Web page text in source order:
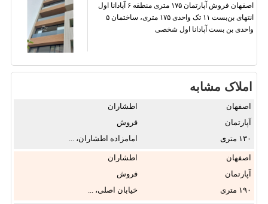
اصفهان فروش آپارتمان ۱۷۵ متری منطقه ۶ آپادانا اول
انتهای بن‌بست ۱۱ تک واحدی ۱۷۵ متری، ساختمان ۵
واحدی بن بست آپادانا اول شخصی
املاک مشابه
اصفهان
اطشاران
آپارتمان
فروش
۱۳۰
امامزاده اطشاران، ...
اصفهان
اطشاران
آپارتمان
فروش
۱۹۰
خیابان اصلی، ...